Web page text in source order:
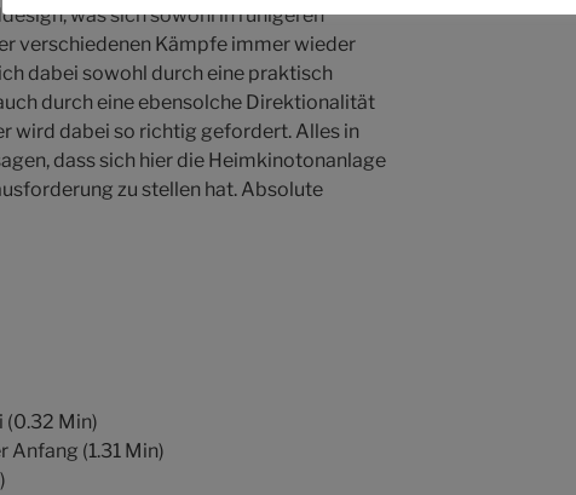
was sich sowohl in ruhigeren
verschiedenen Kämpfe immer wieder
dabei sowohl durch eine praktisch
durch eine ebensolche Direktionalität
wird dabei so richtig gefordert. Alles in
dass sich hier die Heimkinotonanlage
zu stellen hat. Absolute
Min)
Anfang (1.31 Min)